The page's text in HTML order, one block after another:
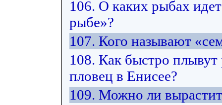
106. О каких рыбах
рыбе»?
107. Кого называют
108. Как быстро
пловец в Енисее?
109. Можно ли